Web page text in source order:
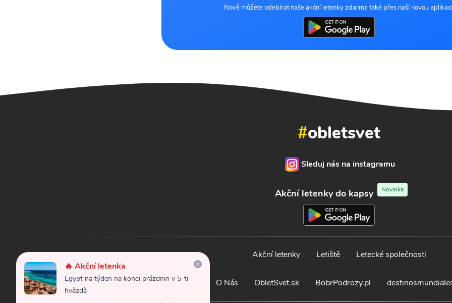
Nově můžete odebírat naše akční letenky zdarma také přes naší novou
🔥 Akční letenka
Egypt na týden na konci prázdnin v 5-ti
hvězdě
#obletsvet
Sleduj nás na instagramu
Akční letenky do kapsy Novinka
Akční letenky Letiště Letecké společnosti
Letenky Kontakt O Nás ObletSvet.sk BobrPodrozy.pl